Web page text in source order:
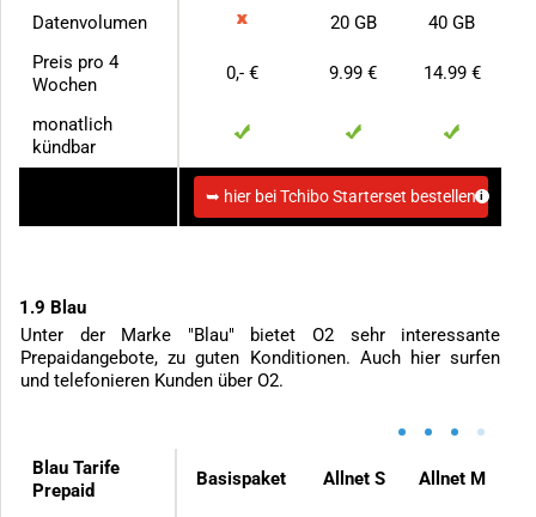
Datenvolumen
20 GB
40 GB
Preis pro 4
Wochen
0,- € 9.99 € 14.99 €
monatlich
kündbar
➥ hier bei Tchibo Starterset bestellen
1.9 Blau
Unter der Marke "Blau" bietet O2 sehr interessante
Prepaidangebote, zu guten Konditionen. Auch hier surfen
und telefonieren Kunden über O2.
• • • •
Blau Tarife
Prepaid
Basispaket Allnet S Allnet M